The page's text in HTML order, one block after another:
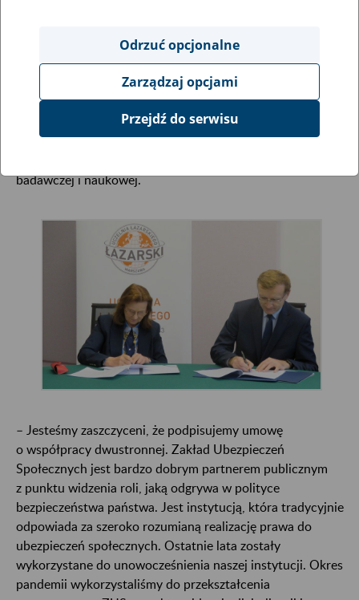
5 listopada prezes ZUS prof. dr hab. Gertruda
Uścińska i rektor Uczelni Łazarskiego w Warszawie
prof. dr hab. Maciej Rogalski podpisali umowę
badawczej i naukowej.
– Jesteśmy zaszczyceni, że podpisujemy umowę
o współpracy dwustronnej. Zakład Ubezpieczeń
Społecznych jest bardzo dobrym partnerem publicznym
z punktu widzenia roli, jaką odgrywa w polityce
bezpieczeństwa państwa. Jest instytucją, która tradycyjnie
odpowiada za szeroko rozumianą realizację prawa do
ubezpieczeń społecznych. Ostatnie lata zostały
wykorzystane do unowocześnienia naszej instytucji. Okres
pandemii wykorzystaliśmy do przekształcenia
Odrzuć opcjonalne
Zarządzaj opcjami
Przejdź do serwisu